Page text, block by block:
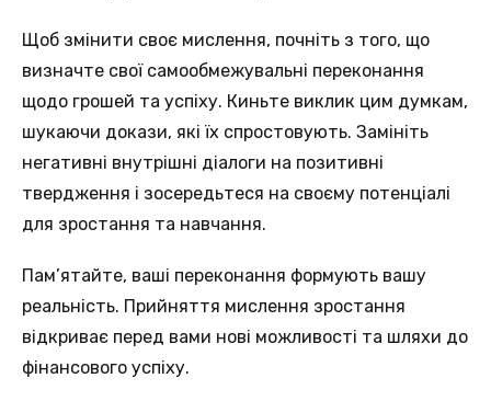
Щоб змінити своє мислення, почніть з того, що
визначте свої самообмежувальні переконання
щодо грошей та успіху. Киньте виклик цим думкам,
шукаючи докази, які їх спростовують. Замініть
негативні внутрішні діалоги на позитивні
твердження і зосередьтеся на своєму потенціалі
для зростання та навчання.
Пам’ятайте, ваші переконання формують вашу
реальність. Прийняття мислення зростання
відкриває перед вами нові можливості та шляхи до
фінансового успіху.